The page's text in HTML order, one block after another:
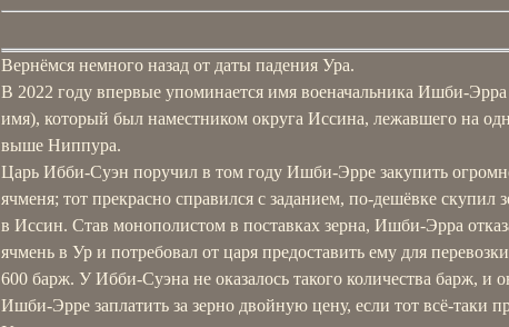
Вернёмся немного назад от даты падения Ура.
В 2022 году впервые упоминается имя военачальника Ишби-Эрра
имя), который был наместником округа Иссина, лежавшего на
выше Ниппура.
Царь Ибби-Суэн поручил в том году Ишби-Эрре закупить
ячменя; тот прекрасно справился с заданием, по-дешёвке скупил
в Иссин. Став монополистом в поставках зерна, Ишби-Эрра
ячмень в Ур и потребовал от царя предоставить ему для
600 барж. У Ибби-Суэна не оказалось такого количества барж, и
Ишби-Эрре заплатить за зерно двойную цену, если тот всё-таки